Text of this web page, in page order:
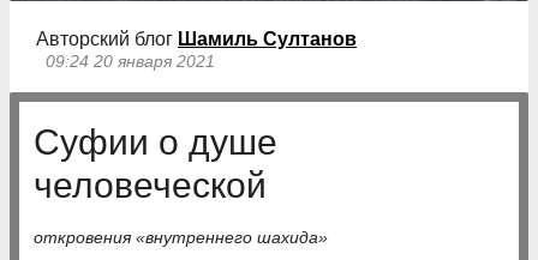
Авторский блог Шамиль Султанов
09:24 20 января 2021
Суфии о душе
человеческой
откровения «внутреннего шахида»